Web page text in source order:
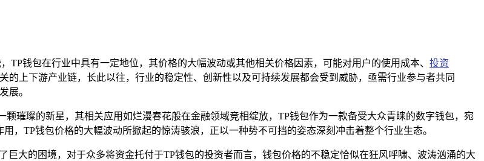
TP钱包在行业中具有一定地位，其价格的大幅波动或其他相关价格因素，可能对用户的使用成本、 投资
上下游产业链，长此以往，行业的稳定性、创新性以及可持续发展都会受到威胁，亟需行业参与者共同
展。
璀璨的新星，其相关应用如烂漫春花般在金融领域竞相绽放，TP钱包作为一款备受大众青睐的数字钱包，宛
，TP钱包价格的大幅波动所掀起的惊涛骇浪，正以一种势不可挡的姿态深刻冲击着整个行业生态。
大的困境，对于众多将资金托付于TP钱包的投资者而言，钱包价格的不稳定恰似在狂风呼啸、波涛汹涌的大